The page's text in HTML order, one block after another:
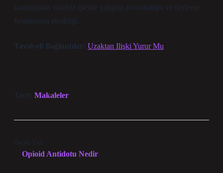
karşılığında vasıfsız işlerde çalışma zorunluluğu ve ilerleme
fırsatlarının eksikliği.
Tavsiyeli Bağlantılar: Uzaktan Ilişki Yurur Mu
Tarih: Makaleler
Önceki Yazı
Opioid Antidotu Nedir